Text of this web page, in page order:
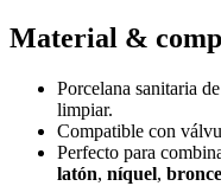
Material &
Porcelana sanitaria
limpiar.
Compatible con
Perfecto para
latón, níquel, bronce